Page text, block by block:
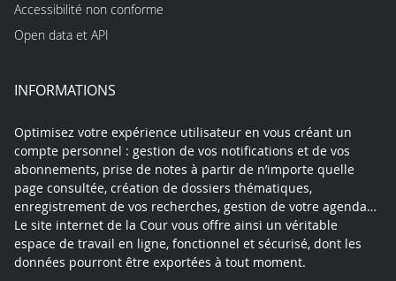
Accessibilité non conforme
Open data et API
INFORMATIONS
Optimisez votre expérience utilisateur en vous créant un
compte personnel : gestion de vos notifications et de vos
abonnements, prise de notes à partir de n’importe quelle
page consultée, création de dossiers thématiques,
enregistrement de vos recherches, gestion de votre agenda…
Le site internet de la Cour vous offre ainsi un véritable
espace de travail en ligne, fonctionnel et sécurisé, dont les
données pourront être exportées à tout moment.